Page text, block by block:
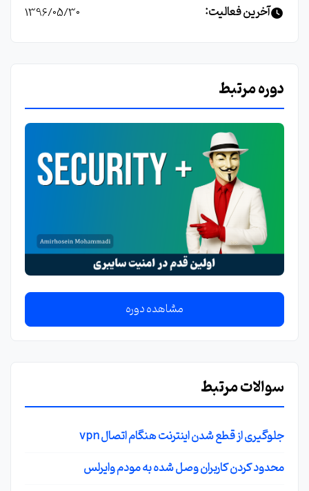
آخرین فعالیت: 1396/05/30
دوره مرتبط
مشاهده دوره
سوالات مرتبط
جلوگیری از قطع شدن اینترنت هنگام اتصال vpn
محدود کردن کاربران وصل شده به مودم وایرلس